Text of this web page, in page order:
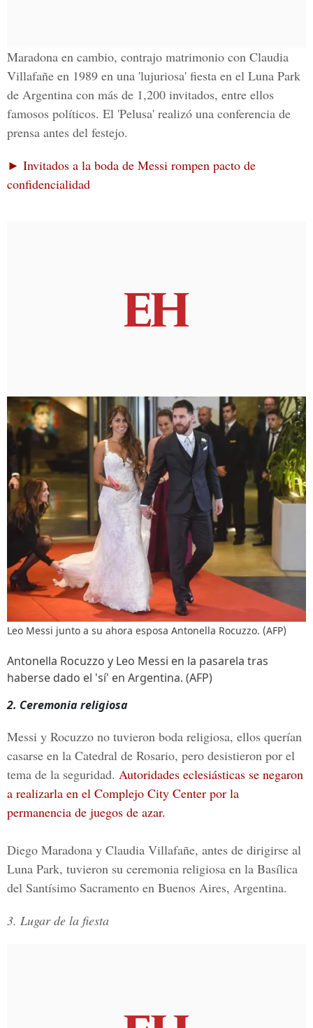
Maradona en cambio, contrajo matrimonio con Claudia
Villafañe en 1989 en una 'lujuriosa' fiesta en el Luna Park
de Argentina con más de 1,200 invitados, entre ellos
famosos políticos. El 'Pelusa' realizó una conferencia de
prensa antes del festejo.
► Invitados a la boda de Messi rompen pacto de
confidencialidad
Leo Messi junto a su ahora esposa Antonella Rocuzzo. (AFP)
Antonella Rocuzzo y Leo Messi en la pasarela tras
haberse dado el 'sí' en Argentina. (AFP)
2. Ceremonia religiosa
Messi y Rocuzzo no tuvieron boda religiosa, ellos querían
casarse en la Catedral de Rosario, pero desistieron por el
tema de la seguridad. Autoridades eclesiásticas se negaron
a realizarla en el Complejo City Center por la
permanencia de juegos de azar.
Diego Maradona y Claudia Villafañe, antes de dirigirse al
Luna Park, tuvieron su ceremonia religiosa en la Basílica
del Santísimo Sacramento en Buenos Aires, Argentina.
3. Lugar de la fiesta